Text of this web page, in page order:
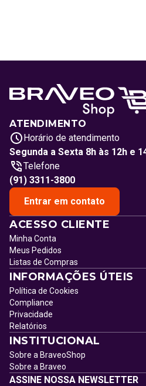
ATENDIMENTO
Horário de atendimento
Segunda a Sexta 8h às 12h e
Telefone
(91) 3311-3800
Entrar em contato
ACESSO CLIENTE
Minha Conta
Meus Pedidos
Listas de Compras
INFORMAÇÕES ÚTEIS
Política de Cookies
Compliance
Privacidade
Relatórios
INSTITUCIONAL
Sobre a BraveoShop
Sobre a Braveo
ASSINE NOSSA NEWSLETTER